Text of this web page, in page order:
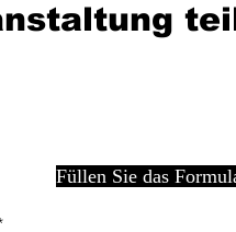
Füllen Sie das